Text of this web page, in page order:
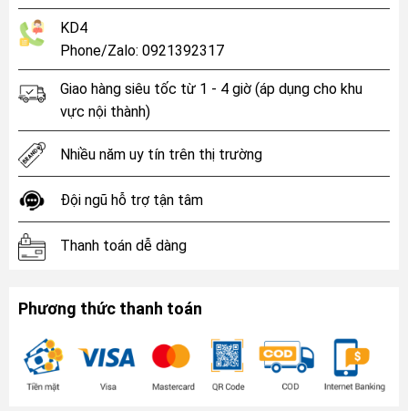
KD4
Phone/Zalo: 0921392317
Giao hàng siêu tốc từ 1 - 4 giờ (áp dụng cho khu
vực nội thành)
Nhiều năm uy tín trên thị trường
Đội ngũ hỗ trợ tận tâm
Thanh toán dễ dàng
Phương thức thanh toán